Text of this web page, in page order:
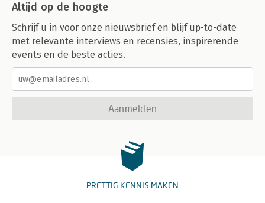
Altijd op de hoogte
Schrijf u in voor onze nieuwsbrief en blijf up-to-date
met relevante interviews en recensies, inspirerende
events en de beste acties.
Aanmelden
PRETTIG KENNIS MAKEN